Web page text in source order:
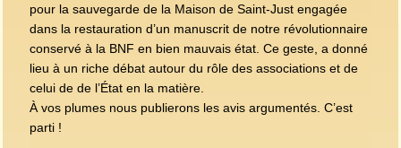
pour la sauvegarde de la Maison de Saint-Just engagée
dans la restauration d’un manuscrit de notre révolutionnaire
conservé à la BNF en bien mauvais état. Ce geste, a donné
lieu à un riche débat autour du rôle des associations et de
celui de de l’État en la matière.
À vos plumes nous publierons les avis argumentés. C’est
parti !